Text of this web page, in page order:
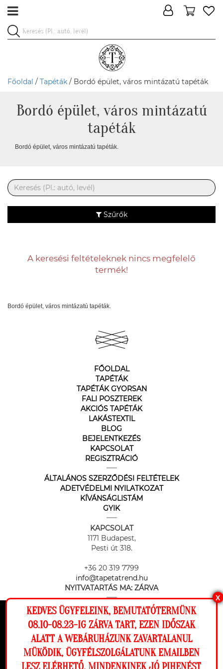
Ez a weboldal cookie-kat használ, hogy a
lehető legjobb élményt nyújtsa honlapunkon.
Beállítások
Főoldal / Tapéták / Bordó épület, város mintázatú tapéták
Bordó épület, város mintázatú
tapéták
Bordó épület, város mintázatú tapéták.
Szűrők
A keresési feltételeknek nincs megfelelő
termék!
Bordó épület, város mintázatú tapéták.
FŐOLDAL
TAPÉTÁK
TAPÉTÁK GYORSAN
FALI POSZTEREK
AKCIÓS TAPÉTÁK
LAKÁSTEXTIL
BLOG
BEJELENTKEZÉS
KAPCSOLAT
REGISZTRÁCIÓ
ÁLTALÁNOS SZERZŐDÉSI FELTÉTELEK
ADETVÉDELMI NYILATKOZAT
KÍVÁNSÁGLISTÁM
GYIK
KAPCSOLAT
1171 Budapest,
Pesti út 318.
+36 20 319 7799
info@tapetatrend.hu
NYITVATARTÁS MA: ZÁRVA
Az online fizetést a Barion Payment Zrt. biztosítja, MNB engedély
száma: H-EN-I-1064/2013
X
KEDVES ÜGYFELEINK, BEMUTATÓTERMÜNK
08.10-08.23-IG ZÁRVA TART, EZEN IDŐSZAK
ALATT A WEBÁRUHÁZUNK ZAVARTALANUL
MÜKÖDIK, ÜGYFÉLSZOLGÁLATUNK EMAILBEN